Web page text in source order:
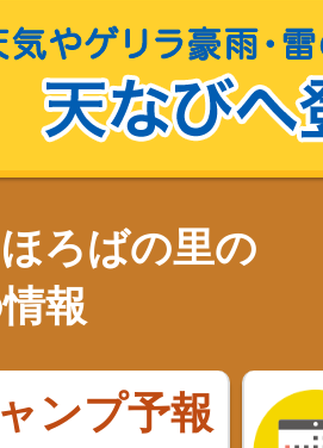
ろばの里の
報
ンプ予報